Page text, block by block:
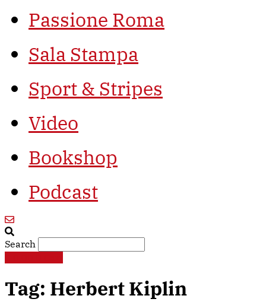
Passione Roma
Sala Stampa
Sport & Stripes
Video
Bookshop
Podcast
Search
Tag: Herbert Kiplin